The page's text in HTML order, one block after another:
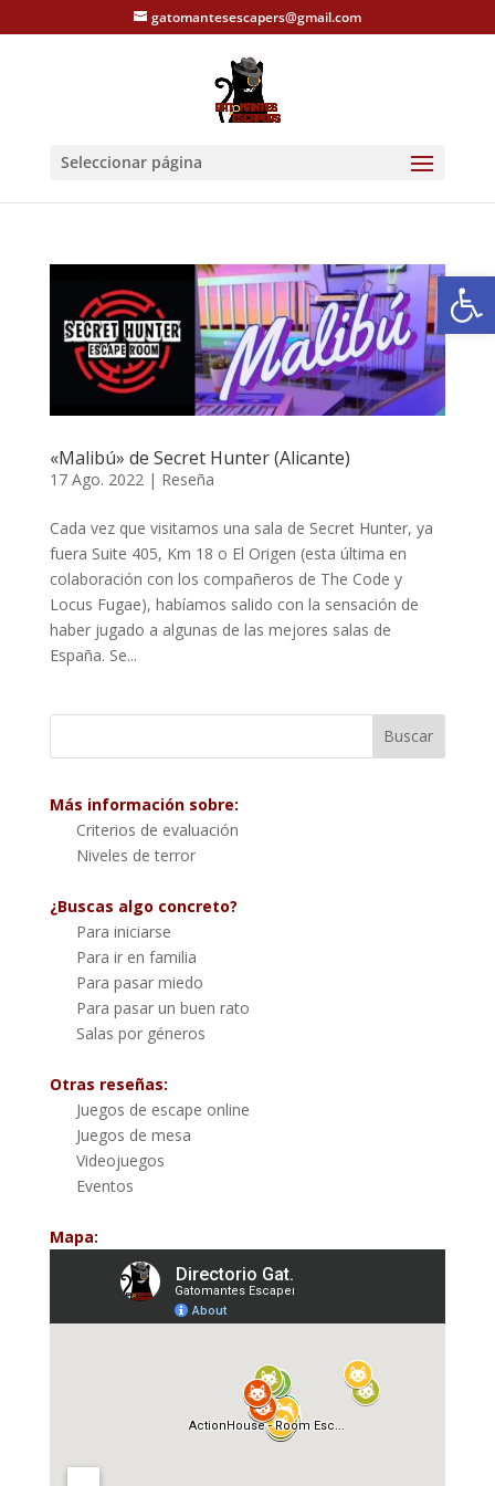
gatomantesescapers@gmail.com
Seleccionar página
«Malibú» de Secret Hunter (Alicante)
17 Ago. 2022 | Reseña
Cada vez que visitamos una sala de Secret Hunter, ya
fuera Suite 405, Km 18 o El Origen (esta última en
colaboración con los compañeros de The Code y
Locus Fugae), habíamos salido con la sensación de
haber jugado a algunas de las mejores salas de
España. Se...
Más información sobre:
Criterios de evaluación
Niveles de terror
¿Buscas algo concreto?
Para iniciarse
Para ir en familia
Para pasar miedo
Para pasar un buen rato
Salas por géneros
Otras reseñas:
Juegos de escape online
Juegos de mesa
Videojuegos
Eventos
Mapa: